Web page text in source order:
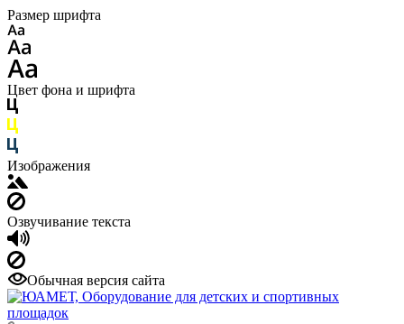
Размер шрифта
Цвет фона и шрифта
Изображения
Озвучивание текста
Обычная версия сайта